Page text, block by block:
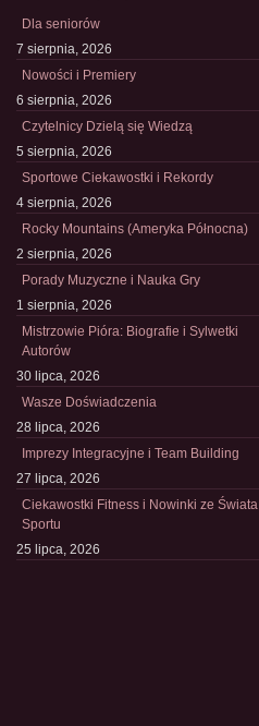
Dla seniorów
7 sierpnia, 2026
Nowości i Premiery
6 sierpnia, 2026
Czytelnicy Dzielą się Wiedzą
5 sierpnia, 2026
Sportowe Ciekawostki i Rekordy
4 sierpnia, 2026
Rocky Mountains (Ameryka Północna)
2 sierpnia, 2026
Porady Muzyczne i Nauka Gry
1 sierpnia, 2026
Mistrzowie Pióra: Biografie i Sylwetki
Autorów
30 lipca, 2026
Wasze Doświadczenia
28 lipca, 2026
Imprezy Integracyjne i Team Building
27 lipca, 2026
Ciekawostki Fitness i Nowinki ze Świata
Sportu
25 lipca, 2026